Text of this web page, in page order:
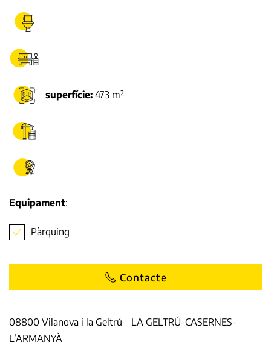
superfície: 473 m²
Equipament:
Pàrquing
Contacte
08800 Vilanova i la Geltrú – LA GELTRÚ-CASERNES-
L’ARMANYÀ